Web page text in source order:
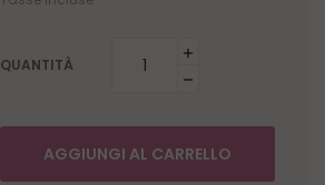
QUANTITÀ
AGGIUNGI AL CARRELLO